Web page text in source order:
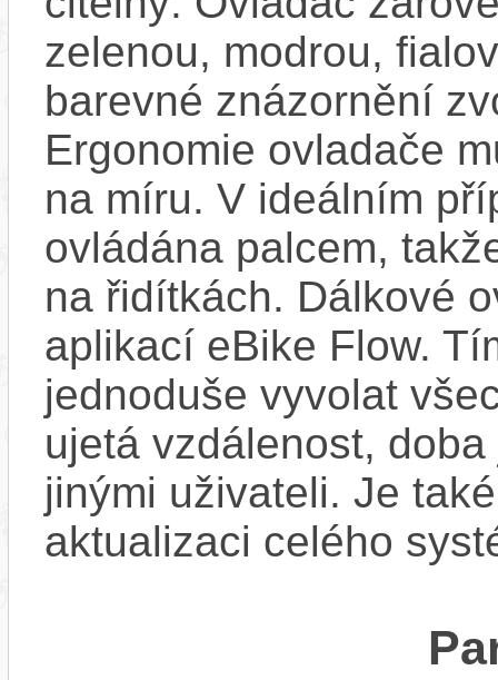
zelenou, modrou,
barevné znázornění
Ergonomie ovladače
na míru. V ideálním
ovládána palcem,
na řidítkách. Dálkové
aplikací eBike Flow.
jednoduše vyvolat
ujetá vzdálenost,
jinými uživateli. Je
aktualizaci celého